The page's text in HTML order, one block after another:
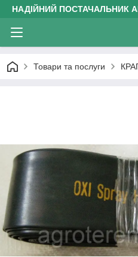
НАДІЙНИЙ ПОСТАЧАЛЬНИК
Товари та послуги